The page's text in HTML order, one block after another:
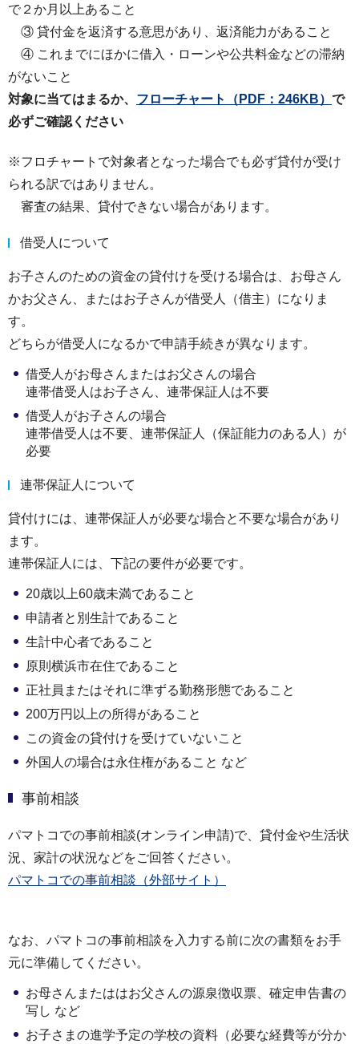
で２か月以上あること
③ 貸付⾦を返済する意思があり、返済能⼒があること
④ これまでにほかに借⼊・ローンや公共料⾦などの滞納
がないこと
対象に当てはまるか、 フローチャート （PDF：246KB） で
必ずご確認ください
※フロチャートで対象者となった場合でも必ず貸付が受け
られる訳ではありません。
審査の結果、貸付できない場合があります。
借受人について
お子さんのための資金の貸付けを受ける場合は、お母さん
かお父さん、またはお子さんが借受人（借主）になりま
す。
どちらが借受人になるかで申請手続きが異なります。
借受人がお母さんまたはお父さんの場合
連帯借受人はお子さん、連帯保証人は不要
借受人がお子さんの場合
連帯借受人は不要、連帯保証人（保証能力のある人）が
必要
連帯保証人について
貸付けには、連帯保証人が必要な場合と不要な場合があり
ます。
連帯保証人には、下記の要件が必要です。
20歳以上60歳未満であること
申請者と別生計であること
生計中心者であること
原則横浜市在住であること
正社員またはそれに準ずる勤務形態であること
200万円以上の所得があること
この資金の貸付けを受けていないこと
外国人の場合は永住権があること など
事前相談
パマトコでの事前相談(オンライン申請)で、貸付金や生活状
況、家計の状況などをご回答ください。
パマトコでの事前相談（外部サイト）
なお、パマトコの事前相談を入力する前に次の書類をお手
元に準備してください。
お母さんまたははお父さんの源泉徴収票、確定申告書の
写し など
お子さまの進学予定の学校の資料（必要な経費等が分か